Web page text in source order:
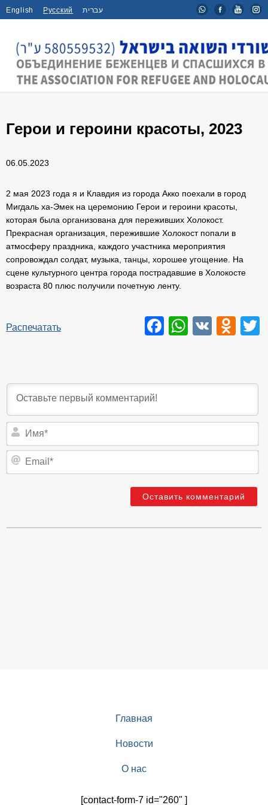
English Русский עברית
Главная / Новости / Герои и героини красоты, 2023
Герои и героини красоты, 2023
06.05.2023
2 мая 2023 года я и Клавдия из города Акко поехали в город
Мигдаль ха-Эмек на церемонию Герои и героини красоты,
которая была организована для переживших Холокост.
Прекрасная организация, пережившие Холокост попали в
атмосферу праздника, каждого участника мероприятия
сопровождал солдат, музыка, танцы, хорошее угощение. На
сцене культурного центра города пострадавшие в Холокосте
возраста 80 плюс получили почетную ленту.
Распечатать Facebook
VK
Главная
Новости
О нас
[contact-form-7 id="260" ]